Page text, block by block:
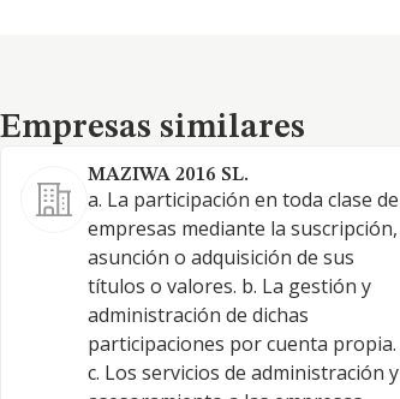
Empresas similares
Empresas similares
MAZIWA 2016 SL.
a. La participación en toda clase de
empresas mediante la suscripción,
asunción o adquisición de sus
títulos o valores. b. La gestión y
administración de dichas
participaciones por cuenta propia.
c. Los servicios de administración y